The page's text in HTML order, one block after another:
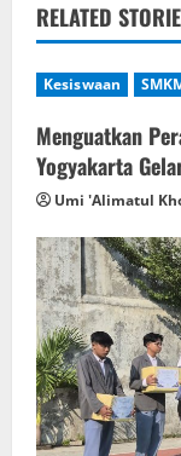
v
i
g
a
t
i
o
n
RELATED
Kesiswaan
Menguatkan
Yogyakarta
Umi 'Alimatul